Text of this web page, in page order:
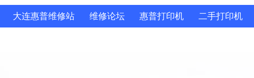
大连惠普维修站 维修论坛 惠普打印机 二手打印机